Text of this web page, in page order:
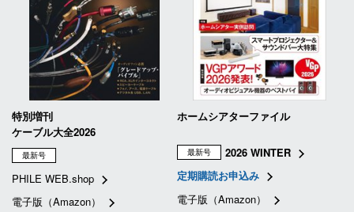
特別増刊
ケーブル大全2026
最新号
PHILE WEB.shop
電子版（Amazon）
ホームシアターファイル
最新号
2026 WINTER
定期購読お申込み
電子版（Amazon）